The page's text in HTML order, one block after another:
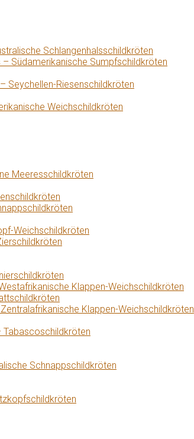
Schlangenhalsschildkröten
Südamerikanische Sumpfschildkröten
Seychellen-Riesenschildkröten
Weichschildkröten
Meeresschildkröten
Weichschildkröten
Klappen-Weichschildkröten
Klappen-Weichschildkröten
Tabascoschildkröten
Schnappschildkröten